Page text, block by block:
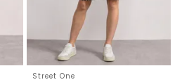
Street One